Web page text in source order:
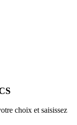
choix et saisissez